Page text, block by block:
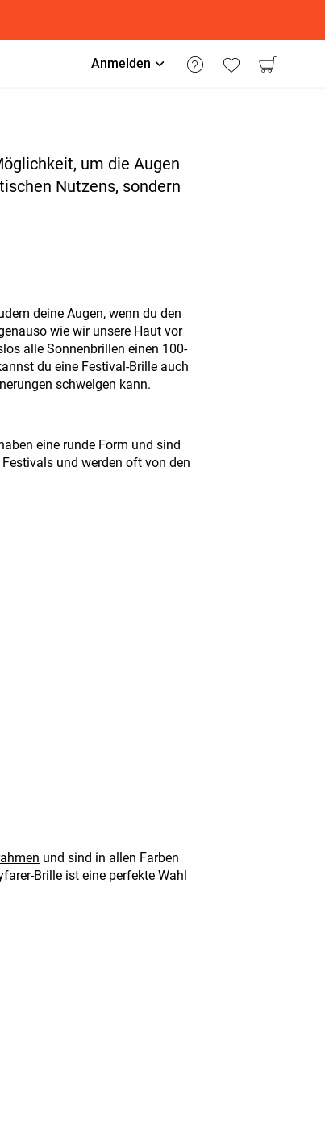
Anmelden
um die Augen
Nutzens, sondern
deine Augen, wenn du den
wie wir unsere Haut vor
alle Sonnenbrillen einen 100-
du eine Festival-Brille auch
schwelgen kann.
eine runde Form und sind
und werden oft von den
und sind in allen Farben
Brille ist eine perfekte Wahl